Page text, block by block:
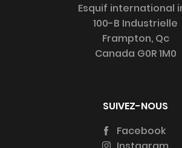
Esquif international
100-B Industrielle
Frampton, Qc
Canada G0R 1M0
SUIVEZ-NOUS
Facebook